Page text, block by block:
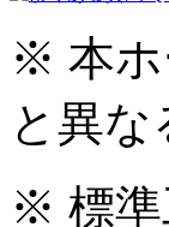
※ 本ホ
と異
※ 標準